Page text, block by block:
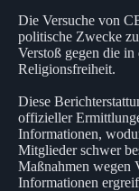
Die Versuche von
politische Zwecke
Verstoß gegen die in
Religionsfreiheit.
Diese
offizieller
Informationen,
Mitglieder schwer
Maßnahmen wegen
Informationen